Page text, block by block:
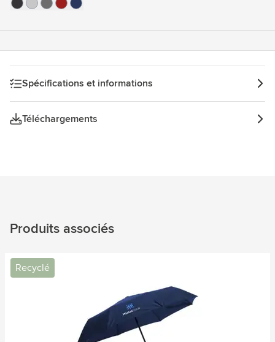
étiquette RPET. Fonctionnement manuel. Certifiée-RCS.
Spécifications et informations
Téléchargements
Produits associés
Recyclé